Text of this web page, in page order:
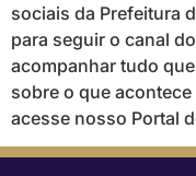
sociais da Prefeitura
para seguir o canal
acompanhar tudo
sobre o que
acesse nosso Portal